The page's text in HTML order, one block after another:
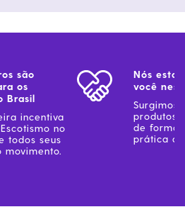
são
os
Brasil
incentiva
no
todos seus
movimento.
Nós
você
Surgimos
produtos
de forma
prática